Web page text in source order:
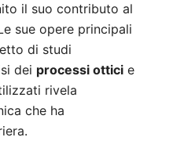
il suo contributo al
sue opere principali
di studi
dei processi ottici e
rivela
che ha